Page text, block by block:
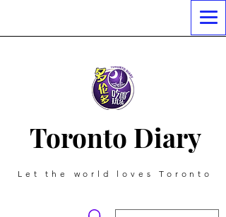
Toronto Diary
Let the world loves Toronto